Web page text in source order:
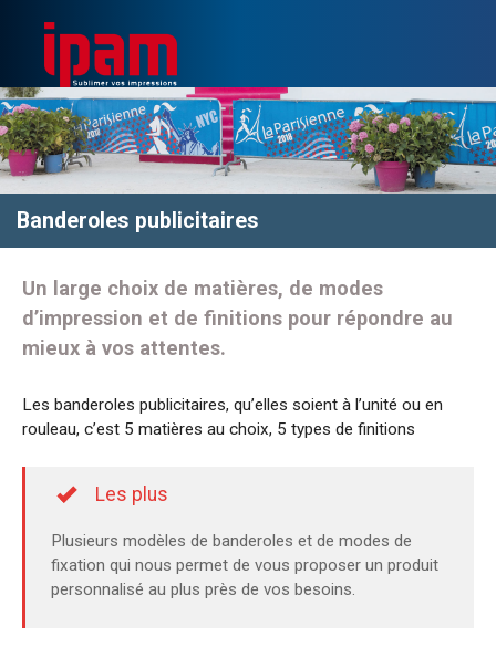
Banderoles publicitaires
Un large choix de matières, de modes
d’impression et de finitions pour répondre au
mieux à vos attentes.
Les banderoles publicitaires, qu’elles soient à l’unité ou en
rouleau, c’est 5 matières au choix, 5 types de finitions
Les plus
Plusieurs modèles de banderoles et de modes de
fixation qui nous permet de vous proposer un produit
personnalisé au plus près de vos besoins.